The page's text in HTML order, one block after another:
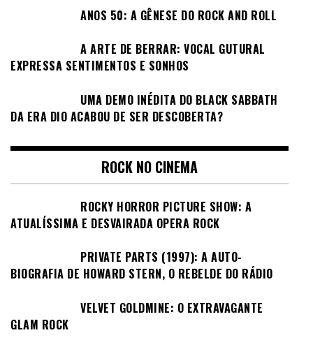
ANOS 50: A GÊNESE DO ROCK AND ROLL
A ARTE DE BERRAR: VOCAL GUTURAL
EXPRESSA SENTIMENTOS E SONHOS
UMA DEMO INÉDITA DO BLACK SABBATH
DA ERA DIO ACABOU DE SER DESCOBERTA?
ROCK NO CINEMA
ROCKY HORROR PICTURE SHOW: A
ATUALÍSSIMA E DESVAIRADA OPERA ROCK
PRIVATE PARTS (1997): A AUTO-
BIOGRAFIA DE HOWARD STERN, O REBELDE DO RÁDIO
VELVET GOLDMINE: O EXTRAVAGANTE
GLAM ROCK